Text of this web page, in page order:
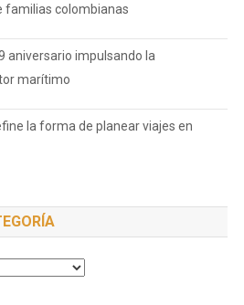
familias colombianas
aniversario impulsando la
marítimo
la forma de planear viajes en